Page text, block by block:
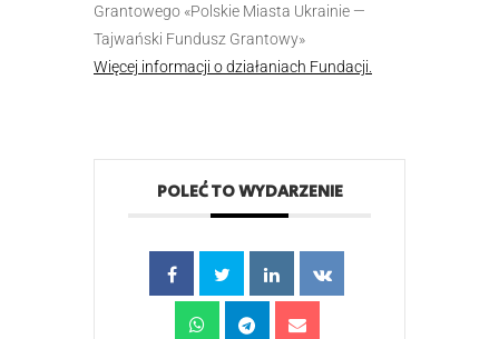
Grantowego «‎Polskie Miasta Ukrainie —
Tajwański Fundusz Grantowy»
Więcej informacji o działaniach Fundacji.
POLEĆ TO WYDARZENIE